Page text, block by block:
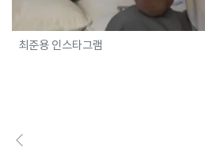
최준용 인스타그램